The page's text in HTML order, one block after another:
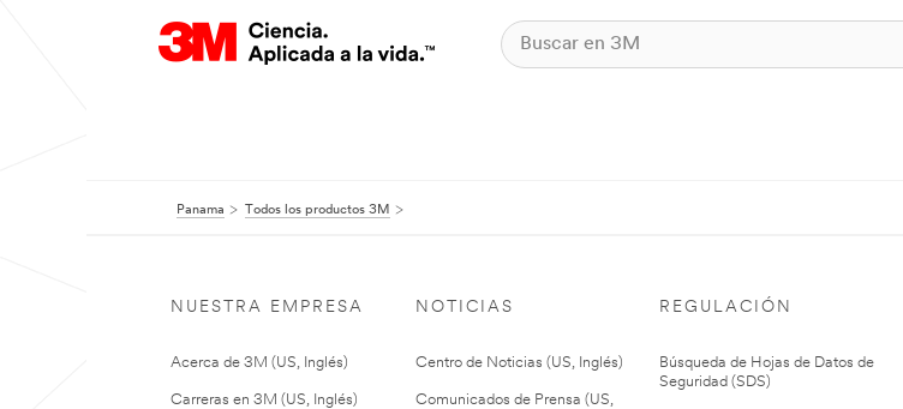
Panama Todos los productos 3M
NUESTRA EMPRESA
Acerca de 3M (US, Inglés)
Carreras en 3M (US, Inglés)
NOTICIAS
Centro de Noticias (US, Inglés)
Comunicados de Prensa (US,
REGULACIÓN
Búsqueda de Hojas de Datos de
Seguridad (SDS)